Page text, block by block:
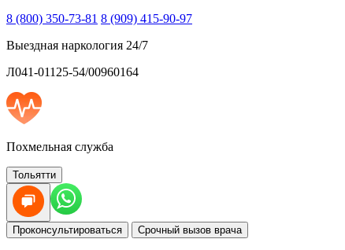
8 (800) 350-73-81 8 (909) 415-90-97
Выездная наркология 24/7
Л041-01125-54/00960164
Похмельная служба
Тольятти
Проконсультироваться Срочный вызов врача